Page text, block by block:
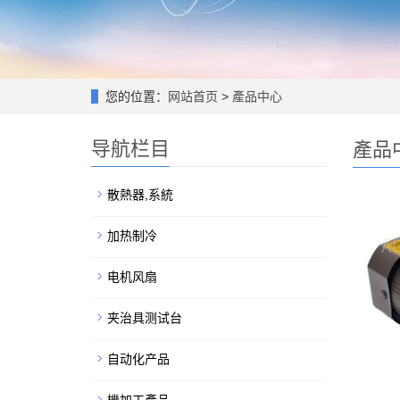
您的位置： 网站首页 > 產品中心
產品
导航栏目
散熱器,系統
加热制冷
电机风扇
夹治具测试台
自动化产品